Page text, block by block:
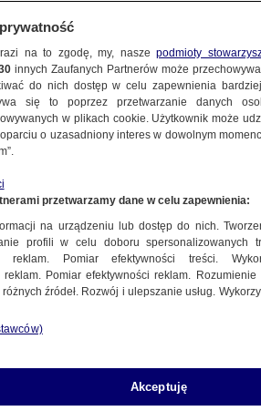
na to zgodę, my, naszepodmioty
innych Zaufanych Partnerów może
do nich dostęp w celu zapewnienia
się to poprzez przetwarzanie danych
w plikach cookie. Użytkownik może
o uzasadniony interes w dowolnym
przetwarzamy dane w celu zapewnienia:
na urządzeniu lub dostęp do nich.
profili w celu doboru spersonalizowanych
reklam. Pomiar efektywności treści.
reklam. Pomiar efektywności reklam.
źródeł. Rozwój i ulepszanie usług.
Akceptuję